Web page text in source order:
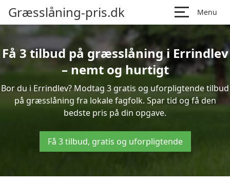
Græsslåning-pris.dk Menu
Få 3 tilbud på græsslåning i Errindlev
– nemt og hurtigt
Bor du i Errindlev? Modtag 3 gratis og uforpligtende tilbud
på græsslåning fra lokale fagfolk. Spar tid og få den
bedste pris på din opgave.
Få 3 tilbud, gratis og uforpligtende